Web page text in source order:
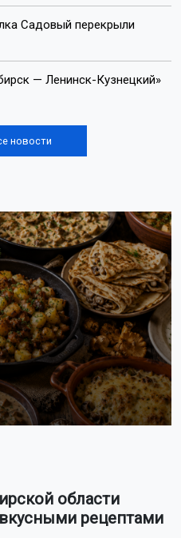
Садовый перекрыли
— Ленинск-Кузнецкий»
новости
области
рецептами